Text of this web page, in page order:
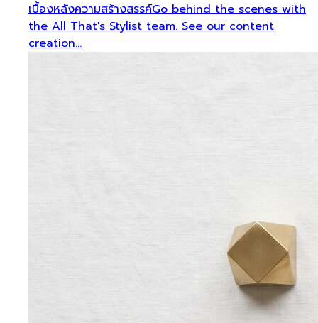
เบื้องหลังความสร้างสรรค์Go behind the scenes with
the All That's Stylist team. See our content
creation…